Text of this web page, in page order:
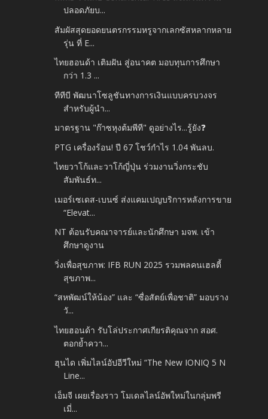
ปลอดภัยบ...
สัมผัสสุดยอดยนตรกรรมหรูจากเลกซัสหลากหลาย
รุ่น ที่ E...
ไทยฮอนด้า เติมฝัน สู่อนาคต มอบทุนการศึกษา
กว่า 1.3 ...
ทีทีบี พัฒนาโซลูชันทางการเงินแบบครบวงจร
สำหรับผู้นำ...
มาตรฐาน "ก๊าซหุงต้มพีที" ดูอย่างไร...รู้ยัง❓
PTG เครื่องร้อน! ปี 67 โชว์กำไร 1.04 พันลบ.
ไทยวาโก้และวาโก้ญี่ปุ่น ร่วมงานวิ่งกระชับ
สัมพันธ์ท...
เมอร์เซเดส-เบนซ์ ส่งแคมเปญบริการหลังการขาย
“Elevat...
NT ต้อนรับคณาจารย์และนักศึกษา มจพ. เข้า
ศึกษาดูงาน
วิ่งเพื่อสุขภาพ: IFB RUN 2025 รวมพลคนเฮลตี้
สุขภาพ...
“สหพัฒน์ให้น้อง” และ “ซื่อสัตย์เพื่อชาติ” มอบราง
วั...
ไทยฮอนด้า รับโล่ประกาศเกียรติคุณจาก สอศ.
ตอกย้ำควา...
ฮุนได เพิ่มไลน์อัปอีวีใหม่ “The New IONIQ 5 N
Line...
เอ็มจี เผยเรื่องราว โมเดลไลน์อัพใหม่ในกลุ่มพรี
เมี่...